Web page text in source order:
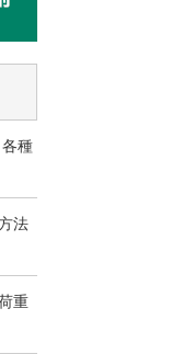
種
法
重